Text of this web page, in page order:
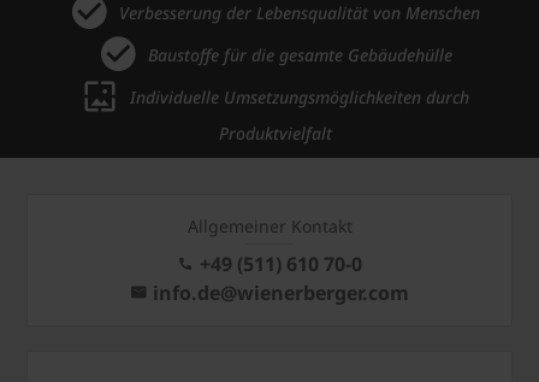
Verbesserung der Lebensqualität von Menschen
Baustoffe für die gesamte Gebäudehülle
Individuelle Umsetzungsmöglichkeiten durch
Produktvielfalt
Allgemeiner Kontakt
+49 (511) 610 70-0
info.de@wienerberger.com